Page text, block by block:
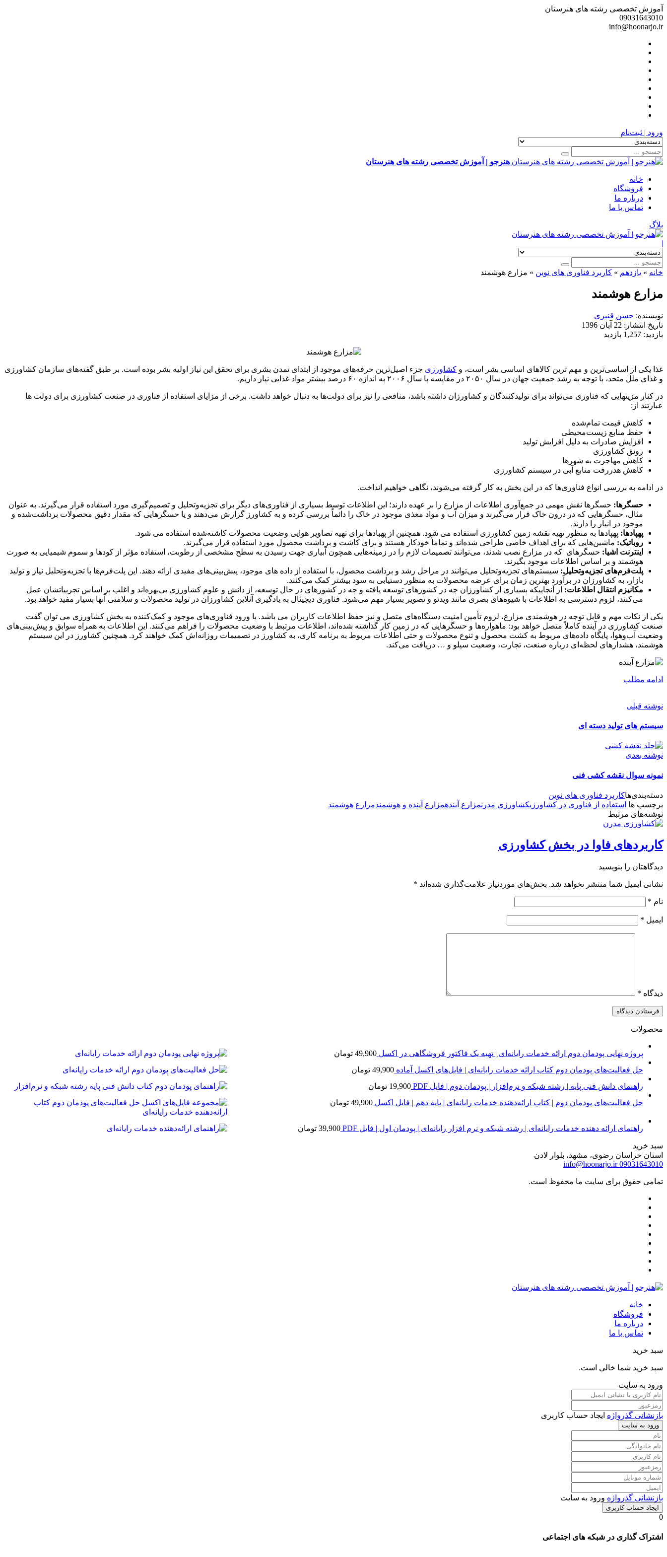
آموزش تخصصی رشته های هنرستان
09031643010
info@hoonarjo.ir
ورود | ثبت‌نام
هنرجو | آموزش تخصصی رشته های هنرستان
خانه
فروشگاه
درباره ما
تماس با ما
بلاگ
|
خانه » یازدهم » کاربرد فناوری های نوین » مزارع هوشمند
مزارع هوشمند
نویسنده: حسن قنبری
تاریخ انتشار: 22 آبان 1396
بازدید: 1,257 بازدید
غذا یکی از اساسی‌ترین و مهم ترین کالاهای اساسی بشر است، و کشاورزی جزء اصیل‌ترین حرفه‌های موجود از ابتدای تمدن بشری برای تحقق این نیاز اولیه بشر بوده است. بر طبق گفته‌های سازمان کشاورزی
و غذای ملل متحد، با توجه به رشد جمعیت جهان در سال ۲۰۵۰ در مقایسه با سال ۲۰۰۶ به اندازه ۶۰ درصد بیشتر مواد غذایی نیاز داریم.
در کنار مزیتهایی که فناوری می‌تواند برای تولیدکنندگان و کشاورزان داشته باشد، منافعی را نیز برای دولت‌ها به دنبال خواهد داشت. برخی از مزایای استفاده از فناوری در صنعت کشاورزی برای دولت ها
عبارتند از:
کاهش قیمت تمام‌شده
حفظ منابع زیست‌محیطی
افزایش صادرات به دلیل افزایش تولید
رونق کشاورزی
کاهش مهاجرت به شهرها
کاهش هدررفت منابع آبی در سیستم کشاورزی
در ادامه به بررسی انواع فناوری‌ها که در این بخش به کار گرفته می‌شوند، نگاهی خواهیم انداخت.
حسگرها: حسگرها نقش مهمی در جمع‌آوری اطلاعات از مزارع را بر عهده دارند؛ این اطلاعات توسط بسیاری از فناوری‌های دیگر برای تجزیه‌و‌تحلیل و تصمیم‌گیری مورد استفاده قرار می‌گیرند. به عنوان
مثال، حسگرهایی که در درون خاک قرار می‌گیرند و میزان آب و مواد مغذی موجود در خاک را دائماً بررسی کرده و به کشاورز گزارش می‌دهند و یا حسگرهایی که مقدار دقیق محصولات برداشت‌شده و
موجود در انبار را دارند.
پهپادها: پهپادها به منظور تهیه نقشه زمین کشاورزی استفاده می شود. همچنین از پهبادها برای تهیه تصاویر هوایی وضعیت محصولات کاشته‌شده استفاده می شود.
روباتیک: ماشین‌هایی که برای اهداف خاصی طراحی شده‌اند و تماماً خودکار هستند و برای کاشت و برداشت محصول مورد استفاده قرار می‌گیرند.
اینترنت اشیا: حسگرهای که در مزارع نصب شدند، می‌توانند تصمیمات لازم را در زمینه‌هایی همچون آبیاری جهت رسیدن به سطح مشخصی از رطوبت، استفاده مؤثر از کودها و سموم شیمیایی به صورت
هوشمند و بر اساس اطلاعات موجود بگیرند.
پلت‌فرم‌های تجزیه‌و‌تحلیل: سیستم‌های تجزیه‌وتحلیل می‌توانند در مراحل رشد و برداشت محصول، با استفاده از داده های موجود، پیش‌بینی‌های مفیدی ارائه دهند. این پلت‌فرم‌ها با تجزیه‌وتحلیل نیاز و تولید
بازار، به کشاورزان در برآورد بهترین زمان برای عرضه محصولات به منظور دستیابی به سود بیشتر کمک می‌کنند.
مکانیزم انتقال اطلاعات: از آنجاییکه بسیاری از کشاورزان چه در کشورهای توسعه یافته و چه در کشورهای در حال توسعه، از دانش و علوم کشاورزی بی‌بهره‌اند و اغلب بر اساس تجربیاتشان عمل
می‌کنند، لزوم دسترسی به اطلاعات با شیوه‌های بصری مانند ویدئو و تصویر بسیار مهم می‌شود. فناوری دیجیتال به یادگیری آنلاین کشاورزان در تولید محصولات و سلامتی آنها بسیار مفید خواهد بود.
یکی از نکات مهم و قابل توجه در هوشمندی مزارع، لزوم تأمین امنیت دستگاه‌های متصل و نیز حفظ اطلاعات کاربران می باشد. با ورود فناوری‌های موجود و کمک‌کننده به بخش کشاورزی می توان گفت
صنعت کشاورزی در آینده کاملاً متصل خواهد بود: ماهواره‌ها و حسگرهایی که در زمین کار گذاشته شده‌اند، اطلاعات مرتبط با وضعیت محصولات را فراهم می‌کنند. این اطلاعات به همراه سوابق و پیش‌بینی‌های
وضعیت آب‌و‌هوا، پایگاه داده‌های مربوط به کشت محصول و تنوع محصولات و حتی اطلاعات مربوط به برنامه کاری، به کشاورز در تصمیمات روزانه‌اش کمک خواهند کرد. همچنین کشاورز در این سیستم
هوشمند، هشدارهای لحظه‌ای درباره صنعت، تجارت، وضعیت سیلو و … دریافت می‌کند.
ادامه مطلب
نوشته قبلی
سیستم های تولید دسته ای
نوشته بعدی
نمونه سوال نقشه کشی فنی
دسته‌بندی‌هاکاربرد فناوری های نوین
برچسب ها استفاده از فناوری در کشاورزیکشاورزی مدرنمزارع آیندهمزارع آینده و هوشمندمزارع هوشمند
نوشته‌های مرتبط
کاربردهای فاوا در بخش کشاورزی
دیدگاهتان را بنویسید
نشانی ایمیل شما منتشر نخواهد شد. بخش‌های موردنیاز علامت‌گذاری شده‌اند *
نام *
ایمیل *
دیدگاه *
محصولات
پروژه نهایی پودمان دوم ارائه خدمات رایانه‌ای | تهیه یک فاکتور فروشگاهی در اکسل 49,900 تومان
حل فعالیت‌های پودمان دوم کتاب ارائه خدمات رایانه‌ای | فایل‌های اکسل آماده 49,900 تومان
راهنمای دانش فنی پایه | رشته شبکه و نرم‌افزار | پودمان دوم | فایل PDF
19,900 تومان
حل فعالیت‌های پودمان دوم | کتاب ارائه‌دهنده خدمات رایانه‌ای | پایه دهم | فایل اکسل 49,900 تومان
راهنمای ارائه دهنده خدمات رایانه‌ای | رشته شبکه و نرم افزار رایانه‌ای | پودمان اول | فایل PDF 39,900 تومان
سبد خرید
استان خراسان رضوی، مشهد، بلوار لادن
09031643010
info@hoonarjo.ir
تمامی حقوق برای سایت ما محفوظ است.
خانه
فروشگاه
درباره ما
تماس با ما
سبد خرید
سبد خرید شما خالی است.
ورود به سایت
بازنشانی گذرواژه ایجاد حساب کاربری
ورود به سایت
بازنشانی گذرواژه ورود به سایت
ایجاد حساب کاربری
0
اشتراک گذاری در شبکه های اجتماعی